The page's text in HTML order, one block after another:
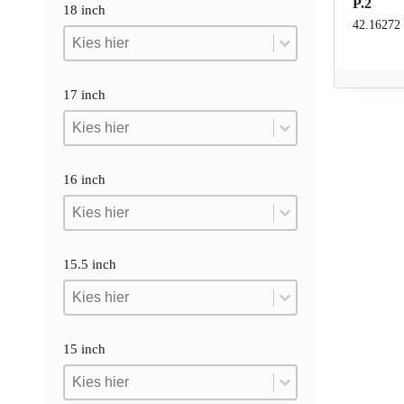
18 inch
18 inch
18 inch
18 inch
17 inch
17 inch
17 inch
17 inch
16 inch
16 inch
16 inch
16 inch
15.5 inch
15.5 inch
15.5 inch
15.5 inch
15 inch
15 inch
15 inch
15 inch
42.16272